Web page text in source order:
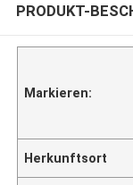
PRODUKT-
Markieren:
Herkunftsort